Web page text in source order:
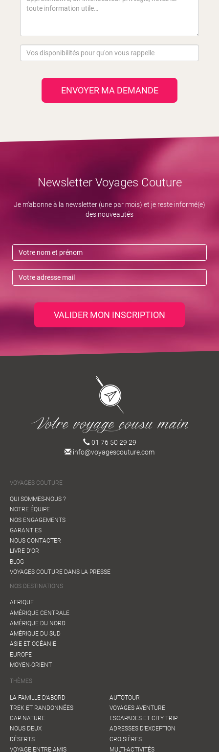
ENVOYER MA DEMANDE
Newsletter Voyages Couture
Je m’abonne à la newsletter (une par mois) et je reste informé(e)
des nouveautés
VALIDER MON INSCRIPTION
01 76 50 29 29
info@voyagescouture.com
VOYAGES COUTURE
QUI SOMMES-NOUS ?
NOTRE ÉQUIPE
NOS ENGAGEMENTS
GARANTIES
NOUS CONTACTER
LIVRE D'OR
BLOG
VOYAGES COUTURE DANS LA PRESSE
NOS DESTINATIONS
AFRIQUE
AMÉRIQUE CENTRALE
AMÉRIQUE DU NORD
AMÉRIQUE DU SUD
ASIE ET OCÉANIE
EUROPE
MOYEN-ORIENT
THÈMES
LA FAMILLE D'ABORD
TREK ET RANDONNÉES
CAP NATURE
NOUS DEUX
DÉSERTS
VOYAGE ENTRE AMIS
AUTOTOUR
VOYAGES AVENTURE
ESCAPADES ET CITY TRIP
ADRESSES D'EXCEPTION
CROISIÈRES
MULTI-ACTIVITÉS